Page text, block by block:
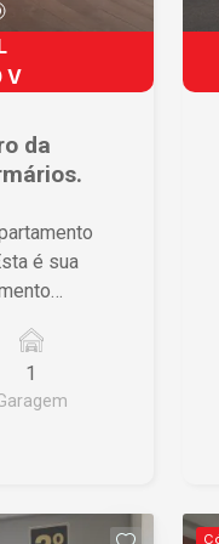
Uma ótima
em um
e sua
V
da
é sua
com
sendo um
de
1